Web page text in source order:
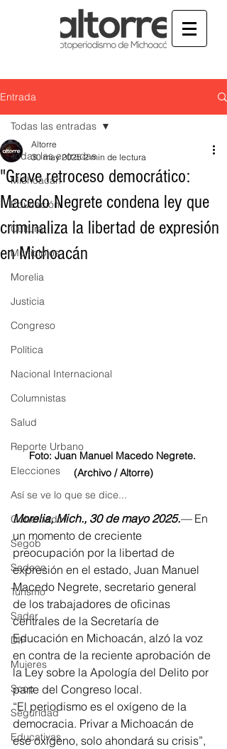
Entrada
Todas las entradas
Michoacán
Educación
Cultura
Municipios
Morelia
Justicia
Congreso
Política
Nacional Internacional
Columnistas
Salud
Reporte Urbano
Elecciones
Así se ve lo que se dice...
Gobernador
Segob
Sedeco
Turismo
Sader
DIF
Mujeres
Scop
Seguridad
Educativas
Todas las entradas
"Grave retroceso democrático:
Macedo Negrete condena ley que
criminaliza la libertad de expresión
en Michoacán
Altorre
30 may 2025 2 min de lectura
Foto: Juan Manuel Macedo Negrete.
(Archivo / Altorre)
Morelia, Mich., 30 de mayo 2025.— En
un momento de creciente
preocupación por la libertad de
expresión en el estado, Juan Manuel
Macedo Negrete, secretario general
de los trabajadores de oficinas
centrales de la Secretaría de
Educación en Michoacán, alzó la voz
en contra de la reciente aprobación de
la Ley sobre la Apología del Delito por
parte del Congreso local.
“El periodismo es el oxígeno de la
democracia. Privar a Michoacán de
ese oxígeno, solo ahondará su crisis”,